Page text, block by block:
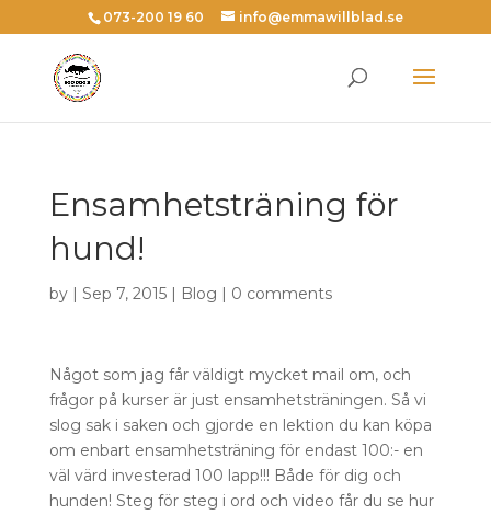
073-200 19 60 info@emmawillblad.se
Ensamhetsträning för
hund!
by | Sep 7, 2015 | Blog | 0 comments
Något som jag får väldigt mycket mail om, och
frågor på kurser är just ensamhetsträningen. Så vi
slog sak i saken och gjorde en lektion du kan köpa
om enbart ensamhetsträning för endast 100:- en
väl värd investerad 100 lapp!!! Både för dig och
hunden! Steg för steg i ord och video får du se hur